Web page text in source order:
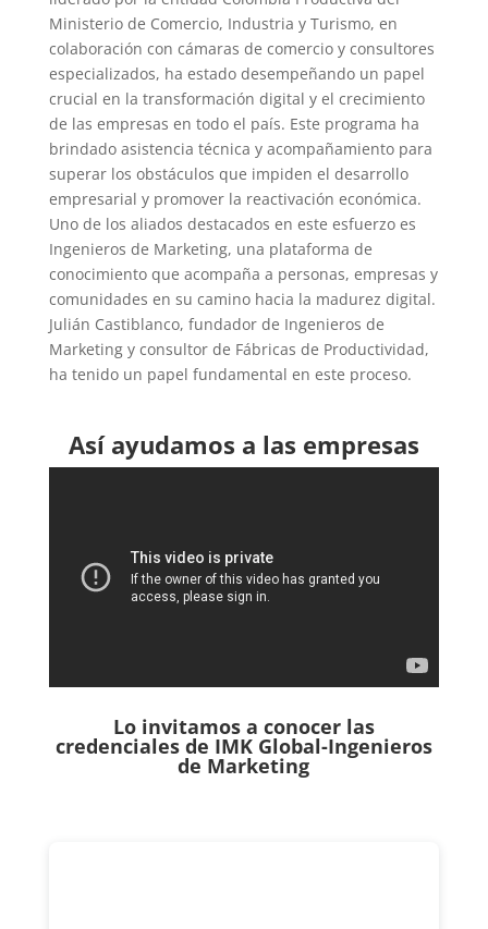
Ministerio de Comercio, Industria y Turismo, en
colaboración con cámaras de comercio y consultores
especializados, ha estado desempeñando un papel
crucial en la transformación digital y el crecimiento
de las empresas en todo el país. Este programa ha
brindado asistencia técnica y acompañamiento para
superar los obstáculos que impiden el desarrollo
empresarial y promover la reactivación económica.
Uno de los aliados destacados en este esfuerzo es
Ingenieros de Marketing, una plataforma de
conocimiento que acompaña a personas, empresas y
comunidades en su camino hacia la madurez digital.
Julián Castiblanco, fundador de Ingenieros de
Marketing y consultor de Fábricas de Productividad,
ha tenido un papel fundamental en este proceso.
Así ayudamos a las empresas
Lo invitamos a conocer las
credenciales de IMK Global-Ingenieros
de Marketing